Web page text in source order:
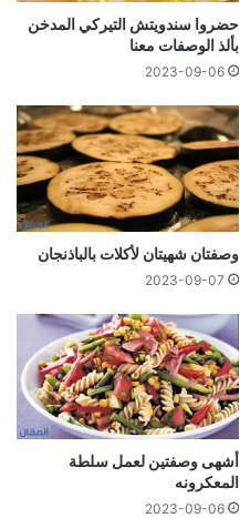
حضروا سندويتش التيركي المدخن
بألذ الوصفات معنا
2023-09-06
وصفتان شهيتان لأكلات بالباذنجان
2023-09-07
أشهى وصفتين لعمل سلطة
المعكرونه
2023-09-06